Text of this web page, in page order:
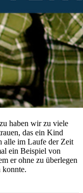
haben wir zu viele
das ein Kind
alle im Laufe der Zeit
ein Beispiel von
er ohne zu überlegen
konnte.